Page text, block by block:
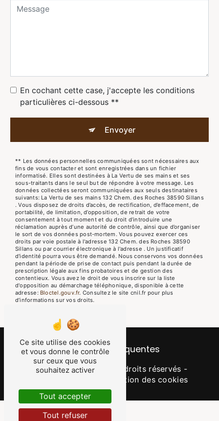
En cochant cette case, j'accepte les conditions
particulières ci-dessous **
Envoyer
** Les données personnelles communiquées sont nécessaires aux
fins de vous contacter et sont enregistrées dans un fichier
informatisé. Elles sont destinées à La Vertu de ses mains et ses
sous-traitants dans le seul but de répondre à votre message. Les
données collectées seront communiquées aux seuls destinataires
suivants: La Vertu de ses mains 132 Chem. des Roches 38590 Sillans
. Vous disposez de droits d’accès, de rectification, d’effacement, de
portabilité, de limitation, d’opposition, de retrait de votre
consentement à tout moment et du droit d’introduire une
réclamation auprès d’une autorité de contrôle, ainsi que d’organiser
le sort de vos données post-mortem. Vous pouvez exercer ces
droits par voie postale à l'adresse 132 Chem. des Roches 38590
Sillans ou par courrier électronique à l'adresse . Un justificatif
d'identité pourra vous être demandé. Nous conservons vos données
pendant la période de prise de contact puis pendant la durée de
prescription légale aux fins probatoires et de gestion des
contentieux. Vous avez le droit de vous inscrire sur la liste
d'opposition au démarchage téléphonique, disponible à cette
adresse:
Bloctel.gouv.fr. Consultez le site cnil.fr pour plus
d’informations sur vos droits.
Recherches fréquentes
©Vistalid- 2026 - Tous droits réservés -
Gestion des cookies
Ce site utilise des cookies
et vous donne le contrôle
sur ceux que vous
souhaitez activer
Tout accepter
Tout refuser